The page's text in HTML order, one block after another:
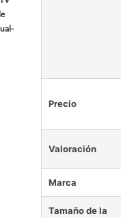
Precio
Valoración
Marca
Tamaño de la